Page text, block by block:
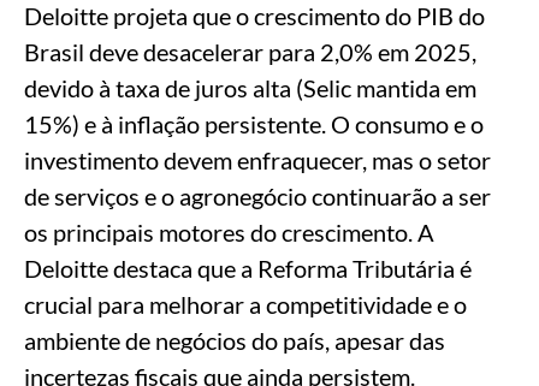
Deloitte projeta que o crescimento do PIB do
Brasil deve desacelerar para 2,0% em 2025,
devido à taxa de juros alta (Selic mantida em
15%) e à inflação persistente. O consumo e o
investimento devem enfraquecer, mas o setor
de serviços e o agronegócio continuarão a ser
os principais motores do crescimento. A
Deloitte destaca que a Reforma Tributária é
crucial para melhorar a competitividade e o
ambiente de negócios do país, apesar das
incertezas fiscais que ainda persistem.